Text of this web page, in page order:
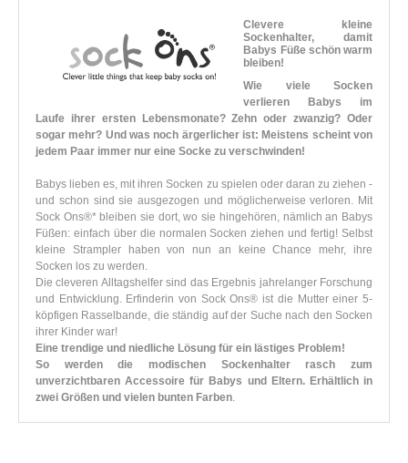
Clevere kleine
Sockenhalter, damit
Babys Füße schön warm
bleiben!
Wie viele Socken
verlieren Babys im
Laufe ihrer ersten Lebensmonate? Zehn oder zwanzig? Oder
sogar mehr? Und was noch ärgerlicher ist: Meistens scheint von
jedem Paar immer nur eine Socke zu verschwinden!
Babys lieben es, mit ihren Socken zu spielen oder daran zu ziehen -
und schon sind sie ausgezogen und möglicherweise verloren. Mit
Sock Ons®* bleiben sie dort, wo sie hingehören, nämlich an Babys
Füßen: einfach über die normalen Socken ziehen und fertig! Selbst
kleine Strampler haben von nun an keine Chance mehr, ihre
Socken los zu werden.
Die cleveren Alltagshelfer sind das Ergebnis jahrelanger Forschung
und Entwicklung. Erfinderin von Sock Ons® ist die Mutter einer 5-
köpfigen Rasselbande, die ständig auf der Suche nach den Socken
ihrer Kinder war!
Eine trendige und niedliche Lösung für ein lästiges Problem!
So werden die modischen Sockenhalter rasch zum
unverzichtbaren Accessoire für Babys und Eltern. Erhältlich in
zwei Größen und vielen bunten Farben.